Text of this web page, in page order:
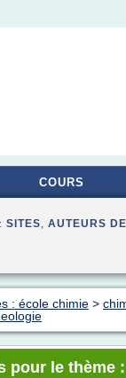
COURS
SITES, AUTEURS
: école chimie >
pour le thème